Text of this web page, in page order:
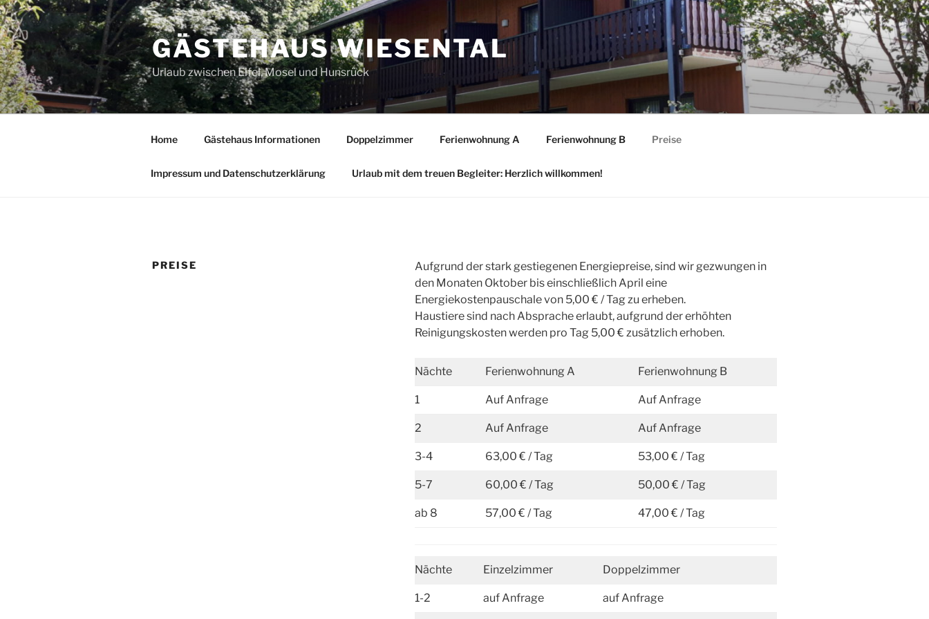
Zum
Inhalt
springen
GÄSTEHAUS WIESENTAL
Urlaub zwischen Eifel, Mosel und Hunsrück
Home Gästehaus Informationen Doppelzimmer Ferienwohnung A Ferienwohnung B Preise
Impressum und Datenschutzerklärung Urlaub mit dem treuen Begleiter: Herzlich willkommen!
PREISE
Aufgrund der stark gestiegenen Energiepreise, sind wir gezwungen in
den Monaten Oktober bis einschließlich April eine
Energiekostenpauschale von 5,00 € / Tag zu erheben.
Haustiere sind nach Absprache erlaubt, aufgrund der erhöhten
Reinigungskosten werden pro Tag 5,00 € zusätzlich erhoben.
Nächte Ferienwohnung A Ferienwohnung B
1 Auf Anfrage Auf Anfrage
2 Auf Anfrage Auf Anfrage
3-4 63,00 € / Tag 53,00 € / Tag
5-7 60,00 € / Tag 50,00 € / Tag
ab 8 57,00 € / Tag 47,00 € / Tag
Nächte Einzelzimmer Doppelzimmer
1-2 auf Anfrage auf Anfrage